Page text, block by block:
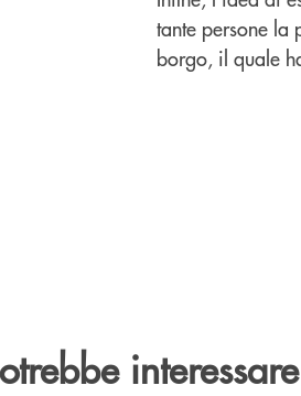
tante persone la
borgo, il quale